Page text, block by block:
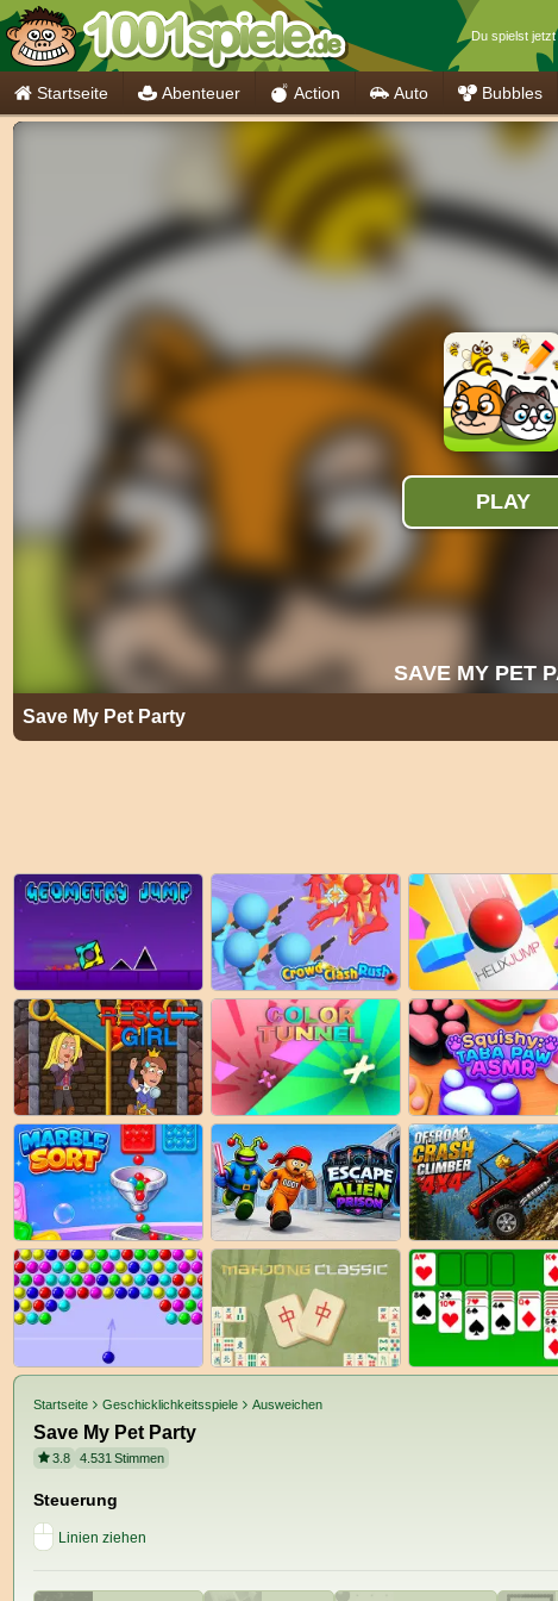
Du spielst jetzt
Startseite Abenteuer Action Auto Bubbles
Save My Pet Party
Startseite Geschicklichkeitsspiele Ausweichen
Save My Pet Party
3.8 4.531 Stimmen
Steuerung
Linien ziehen